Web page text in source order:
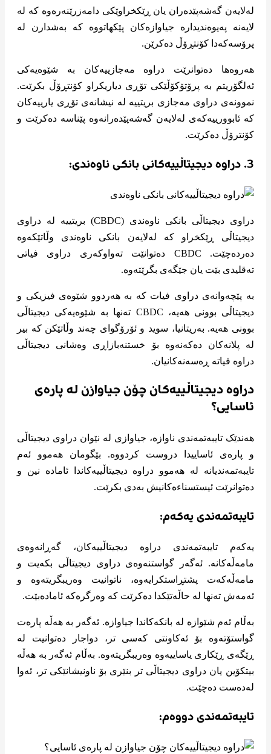
لەلایەن گەشەپێدەران یان ڕێکخراوێکی دامەزرێنەرەوە کە لە
لایەنە پەیوەندیدارە جیاوازەکان پێکهاتووە کە بەشدارن لە
پرۆسەکەدا کۆنتڕۆڵ دەکرێن.
هەروەها دەتوانرێت دراوە مەجازییەکان بە شێوەیەکی
ئەلگۆریتم بە پرۆتۆکۆڵێکی تۆڕی دیاریکراو کۆنتڕۆڵ بکرێت.
نموونەی دراوی مەجازی بریتییە لە نیشانەی تۆڕی یارییەکان
کە ئابوورییەکەی لەلایەن گەشەپێدەرانەوە پێناسە دەکرێت و
کۆنترۆڵ دەکرێت.
3. دراوە دیجیتاڵییەکانی بانکی ناوەندی:
دراوی دیجیتاڵی بانکی ناوەندی (CBDC) بریتییە لە دراوی
دیجیتاڵی ڕێکخراو کە لەلایەن بانکی ناوەندی وڵاتێکەوە
دەردەچێت. CBDC دەتوانێت تەواوکەری دراوی فیاتی
تەقلیدی بێت یان جێگەی بگرێتەوە.
بە پێچەوانەی دراوی فیات کە بە هەردوو شێوەی فیزیکی و
دیجیتاڵی بوونی هەیە، CBDC تەنها بە شێوەیەکی دیجیتاڵی
بوونی هەیە. بەریتانیا، سوید و ئۆرۆگوای چەند وڵاتێکن کە بیر
لە پلانەکان دەکەنەوە بۆ خستنەبازاڕی وەشانی دیجیتاڵی
دراوە فیاتە ڕەسەنەکانیان.
دراوە دیجیتاڵییەکان چۆن جیاوازن لە پارەی
ئاسایی؟
هەندێک تایبەتمەندی ناوازە، جیاوازی لە نێوان دراوی دیجیتاڵی
و پارەی ئاساییدا دروست کردووە. بێگومان هەموو ئەم
تایبەتمەندیانە لە هەموو دراوە دیجیتاڵییەکاندا ئامادە نین و
دەتوانرێت ئیستسناءەکانیش بەدی بکرێت.
تایبەتمەندی یەکەم:
یەکەم تایبەتمەندی دراوە دیجیتاڵییەکان، گەڕانەوەی
مامەڵەکانە. ئەگەر گواستنەوەی دراوی دیجیتاڵی بکەیت و
مامەڵەکەت پشتڕاستکرایەوە، ناتوانیت وەریبگریتەوە و
ئەمەش تەنها لە حاڵەتێکدا دەکرێت کە وەرگرەکە ئامادەبێت.
بەڵام ئەم شێوازە لە بانکەکاندا جیاوازە. ئەگەر بە هەڵە پارەت
گواستۆتەوە بۆ ئەکاونتی کەسی تر، دواجار دەتوانیت لە
ڕێگەی ڕێکاری یاساییەوە وەریبگریتەوە. بەڵام ئەگەر بە هەڵە
بیتکۆین یان دراوی دیجیتاڵی تر بنێری بۆ ناونیشانێکی تر، ئەوا
لەدەست دەچێت.
تایبەتمەندی دووەم: